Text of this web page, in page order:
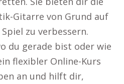
Gitarre von Grund auf
zu verbessern.
du gerade bist oder wie
flexibler Online-Kurs
an und hilft dir,